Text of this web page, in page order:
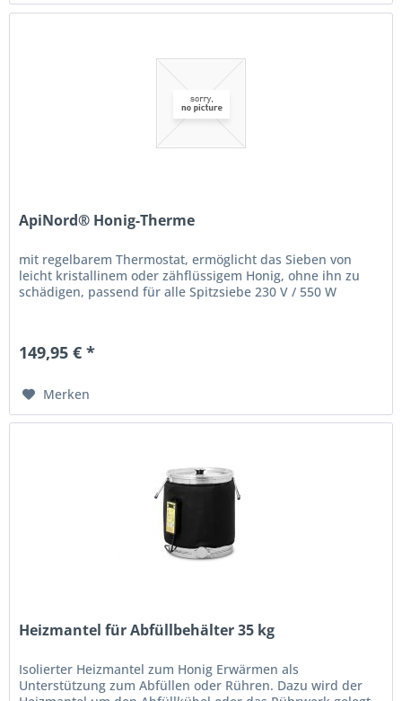
ApiNord® Honig-Therme
mit regelbarem Thermostat, ermöglicht das Sieben von
leicht kristallinem oder zähflüssigem Honig, ohne ihn zu
schädigen, passend für alle Spitzsiebe 230 V / 550 W
149,95 € *
Merken
Heizmantel für Abfüllbehälter 35 kg
Isolierter Heizmantel zum Honig Erwärmen als
Unterstützung zum Abfüllen oder Rühren. Dazu wird der